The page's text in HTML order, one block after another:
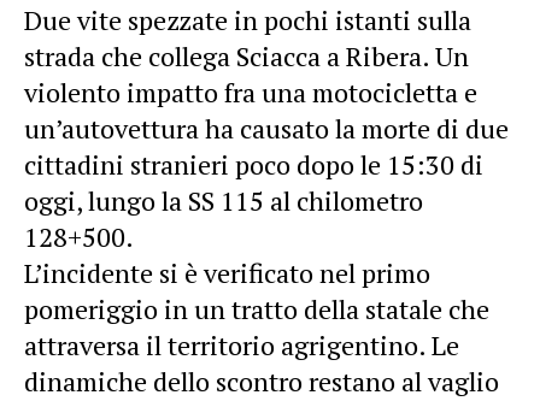
Due vite spezzate in pochi istanti sulla
strada che collega Sciacca a Ribera. Un
violento impatto fra una motocicletta e
un’autovettura ha causato la morte di due
cittadini stranieri poco dopo le 15:30 di
oggi, lungo la SS 115 al chilometro
128+500.
L’incidente si è verificato nel primo
pomeriggio in un tratto della statale che
attraversa il territorio agrigentino. Le
dinamiche dello scontro restano al vaglio